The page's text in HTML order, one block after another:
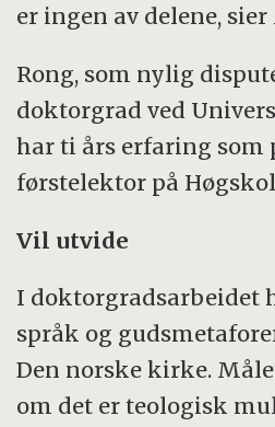
er ingen av delene,
Rong, som nylig
doktorgrad ved
har ti års erfaring som
førstelektor på
Vil utvide
I doktorgradsarbeidet
språk og
Den norske kirke.
om det er teologisk